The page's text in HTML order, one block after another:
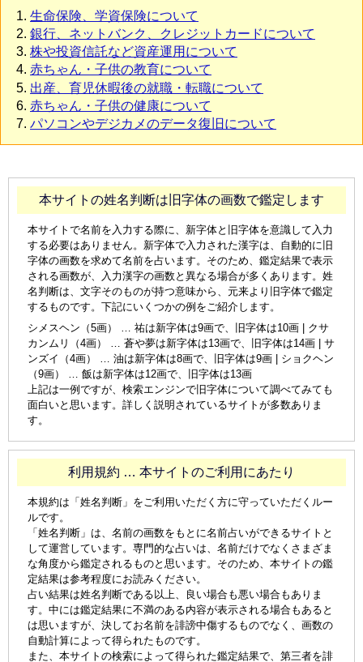
生命保険、学資保険について
銀行、ネットバンク、クレジットカードについて
株や投資信託など資産運用について
赤ちゃん・子供の教育について
出産、育児休暇後の就職・転職について
赤ちゃん・子供の健康について
パソコンやデジカメのデータ復旧について
本サイトの姓名判断は旧字体の画数で鑑定します
本サイトで名前を入力する際に、新字体と旧字体を意識して入力
する必要はありません。新字体で入力された漢字は、自動的に旧
字体の画数を求めて名前を占います。そのため、鑑定結果で表示
される画数が、入力漢字の画数と異なる場合が多くあります。姓
名判断は、文字そのものが持つ意味から、元来より旧字体で鑑定
するものです。下記にいくつかの例をご紹介します。
シメスヘン（5画） … 祐は新字体は9画で、旧字体は10画 | クサ
カンムリ（4画） … 蒼や夢は新字体は13画で、旧字体は14画 | サ
ンズイ（4画） … 油は新字体は8画で、旧字体は9画 | ショクヘン
（9画） … 飯は新字体は12画で、旧字体は13画
上記は一例ですが、検索エンジンで旧字体について調べてみても
面白いと思います。詳しく説明されているサイトが多数ありま
す。
利用規約 … 本サイトのご利用にあたり
本規約は「姓名判断」をご利用いただく方に守っていただくルー
ルです。
「姓名判断」は、名前の画数をもとに名前占いができるサイトと
して運営しています。専門的な占いは、名前だけでなくさまざま
な角度から鑑定されるものと思います。そのため、本サイトの鑑
定結果は参考程度にお読みください。
占い結果は姓名判断である以上、良い場合も悪い場合もありま
す。中には鑑定結果に不満のある内容が表示される場合もあると
は思いますが、決してお名前を誹謗中傷するものでなく、画数の
自動計算によって得られたものです。
また、本サイトの検索によって得られた鑑定結果で、第三者を誹